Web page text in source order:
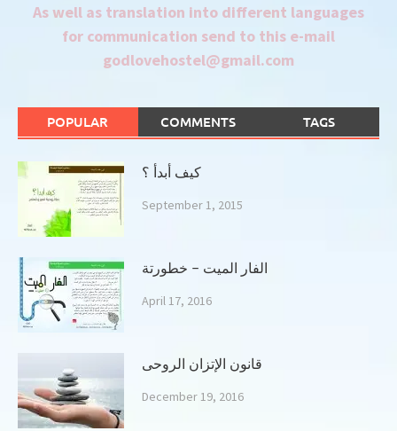
As well as translation into different languages
for communication send to this e-mail
godlovehostel@gmail.com
POPULAR COMMENTS TAGS
كيف أبدأ ؟
September 1, 2015
الفار الميت – خطورتة
April 17, 2016
قانون الإتزان الروحى
December 19, 2016